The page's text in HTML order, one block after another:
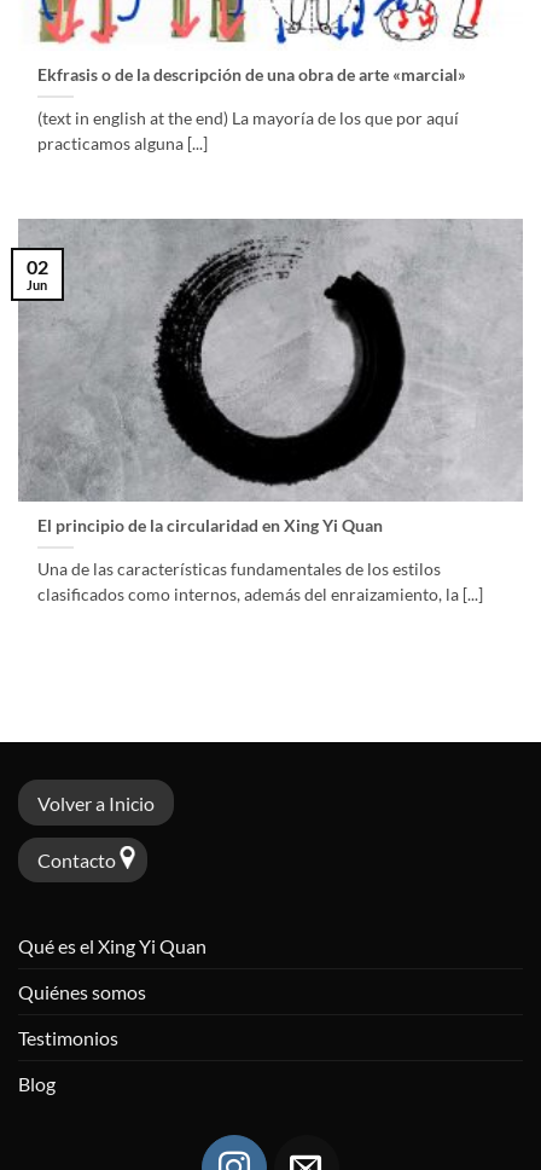
Ekfrasis o de la descripción de una obra de arte «marcial»
(text in english at the end) La mayoría de los que por aquí
practicamos alguna [...]
El principio de la circularidad en Xing Yi Quan
Una de las características fundamentales de los estilos
clasificados como internos, además del enraizamiento, la [...]
02
Jun
Volver a Inicio
Contacto
Qué es el Xing Yi Quan
Quiénes somos
Testimonios
Blog